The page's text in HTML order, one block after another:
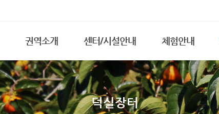
권역소개
인사말
마을소개
지역현황
센터/시설안내
전경보기
체험장(세미나실)
찜질방
체험안내
체험프로그램
예약하기
덕실장터